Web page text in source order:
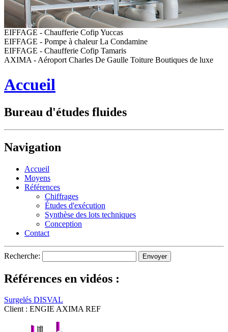
EIFFAGE - Chaufferie Cofip Yuccas
EIFFAGE - Pompe à chaleur La Condamine
EIFFAGE - Chaufferie Cofip Tamaris
AXIMA - Aéroport Charles De Gaulle Toiture Boutiques de luxe
Accueil
Bureau d'études fluides
Navigation
Accueil
Moyens
Références
Chiffrages
Études d'exécution
Synthèse des lots techniques
Conception
Contact
Recherche:
Références en vidéos :
Surgelés DISVAL
Client : ENGIE AXIMA REF